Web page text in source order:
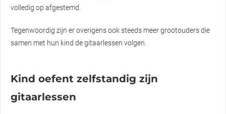
volledig op afgestemd.
Tegenwoordig zijn er overigens ook steeds meer grootouders die
samen met hun kind de gitaarlessen volgen.
Kind oefent zelfstandig zijn
gitaarlessen